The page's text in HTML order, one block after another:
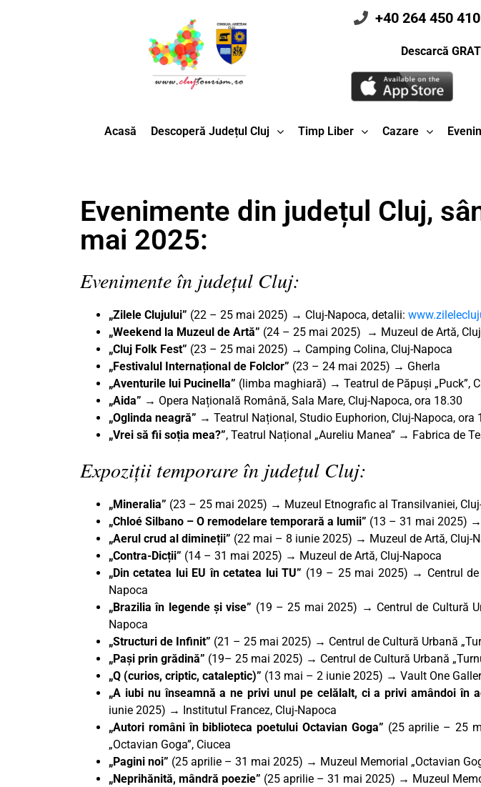
+40 264 450 410
Descarcă
Acasă Descoperă Județul Cluj Timp Liber Cazare
Evenimente din județul Cluj,
mai 2025:
Evenimente în județul Cluj:
„Zilele Clujului” (22 – 25 mai 2025) → Cluj-Napoca, detalii:
„Weekend la Muzeul de Artă” (24 – 25 mai 2025) → Muzeul de Artă,
„Cluj Folk Fest” (23 – 25 mai 2025) → Camping Colina, Cluj-Napoca
„Festivalul Internațional de Folclor” (23 – 24 mai 2025) → Gherla
„Aventurile lui Pucinella” (limba maghiară) → Teatrul de Păpuși „Puck”,
„Aida” → Opera Națională Română, Sala Mare, Cluj-Napoca, ora 18.30
„Oglinda neagră” → Teatrul Național, Studio Euphorion, Cluj-Napoca, ora
„Vrei să fii soția mea?”, Teatrul Național „Aureliu Manea” → Fabrica de
Expoziții temporare în județul Cluj:
„Mineralia” (23 – 25 mai 2025) → Muzeul Etnografic al Transilvaniei,
„Chloé Silbano – O remodelare temporară a lumii” (13 – 31 mai 2025) →
„Aerul crud al dimineții” (22 mai – 8 iunie 2025) → Muzeul de Artă, Cluj-
„Contra-Dicții” (14 – 31 mai 2025) → Muzeul de Artă, Cluj-Napoca
„Din cetatea lui EU în cetatea lui TU” (19 – 25 mai 2025) → Centrul de
Napoca
„Brazilia în legende și vise” (19 – 25 mai 2025) → Centrul de Cultură
Napoca
„Structuri de Infinit” (21 – 25 mai 2025) → Centrul de Cultură Urbană
„Pași prin grădină” (19– 25 mai 2025) → Centrul de Cultură Urbană
„Q (curios, criptic, cataleptic)” (13 mai – 2 iunie 2025) → Vault One
„A iubi nu înseamnă a ne privi unul pe celălalt, ci a privi amândoi în
iunie 2025) → Institutul Francez, Cluj-Napoca
„Autori români în biblioteca poetului Octavian Goga” (25 aprilie – 25
„Octavian Goga”, Ciucea
„Pagini noi” (25 aprilie – 31 mai 2025) → Muzeul Memorial „Octavian
„Neprihănită, mândră poezie” (25 aprilie – 31 mai 2025) → Muzeul